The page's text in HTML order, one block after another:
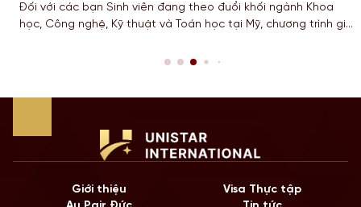
Đối với các bạn Sinh viên đang theo đuổi khối ngành Khoa
học, Công nghệ, Kỹ thuật và Toán học tại Mỹ, chương trình gia
còn là “bước đệm” quan trọng cho lộ trình Định cư. Bước sang
Giới thiệu
Visa Thực tập